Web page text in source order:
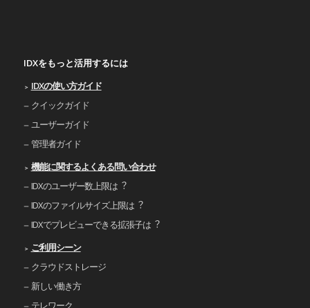
IDXをもっと活用するには
IDXの使い⽅ガイド
クイックガイド
ユーザーガイド
管理者ガイド
機能に関するよくある問い合わせ
IDXのユーザー数上限は︖
IDXのファイルサイズ上限は︖
IDXでプレビューできる拡張⼦は︖
ご利⽤シーン
クラウドストレージ
新しい働き⽅
テレワーク